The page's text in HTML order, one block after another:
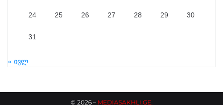
24 25 26 27 28 29 30
31
« ივლ
© 2026– MEDIASAKHLI.GE.